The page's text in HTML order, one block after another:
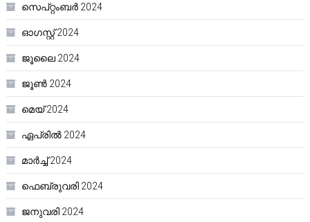
സെപ്റ്റംബർ 2024
ഓഗസ്റ്റ്‌ 2024
ജൂലൈ 2024
ജൂൺ 2024
മെയ്‌ 2024
ഏപ്രിൽ 2024
മാർച്ച്‌ 2024
ഫെബ്രുവരി 2024
ജനുവരി 2024